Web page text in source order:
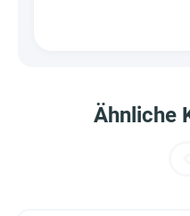
Ähnliche